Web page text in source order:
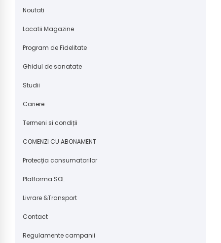
Noutati
Locatii Magazine
Program de Fidelitate
Ghidul de sanatate
Studii
Cariere
Termeni si condiții
COMENZI CU ABONAMENT
Protecția consumatorilor
Platforma SOL
Livrare &Transport
Contact
Regulamente campanii